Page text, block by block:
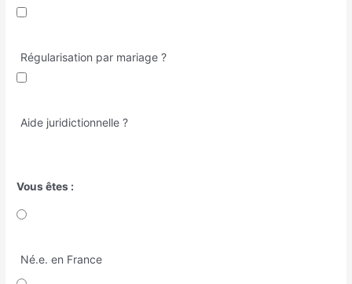
Régularisation par mariage ?
Aide juridictionnelle ?
Vous êtes :
Né.e. en France